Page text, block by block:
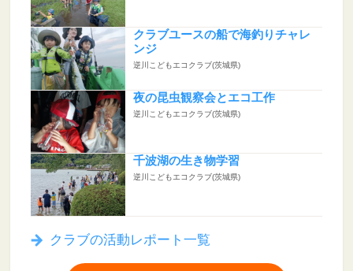
クラブユースの船で海釣りチャレ
ンジ
逆川こどもエコクラブ(茨城県)
夜の昆虫観察会とエコ工作
逆川こどもエコクラブ(茨城県)
千波湖の生き物学習
逆川こどもエコクラブ(茨城県)
クラブの活動レポート一覧